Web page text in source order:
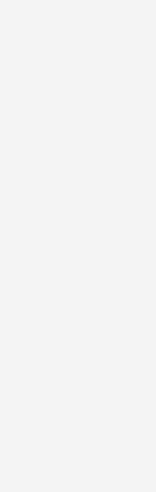
Mỗi ngày uống 2-2,5
Phải uống đủ nước,
nước tiểu, tăng tống
Giữ gìn vệ sinh cơ
Những bệnh nhân
thường xuyên khám
Khi nhiễm khuẩn tiết